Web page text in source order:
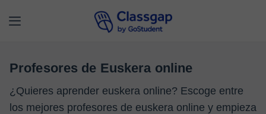
Profesores de Euskera online
¿Quieres aprender euskera online? Escoge entre
los mejores profesores de euskera online y empieza